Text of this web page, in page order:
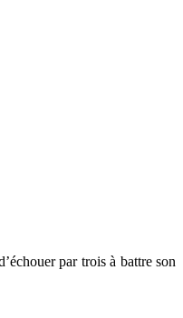
par trois à battre son